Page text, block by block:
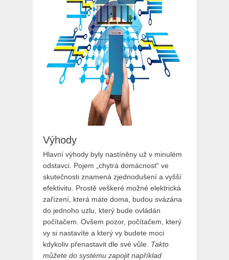
Výhody
Hlavní výhody byly nastíněny už v minulém
odstavci. Pojem „chytrá domácnost“ ve
skutečnosti znamená zjednodušení a vyšší
efektivitu. Prostě veškeré možné elektrická
zařízení, která máte doma, budou svázána
do jednoho uzlu, který bude ovládán
počítačem. Ovšem pozor, počítačem, který
vy si nastavíte a který vy budete moci
kdykoliv přenastavit dle své vůle. Takto
můžete do systému zapojit například